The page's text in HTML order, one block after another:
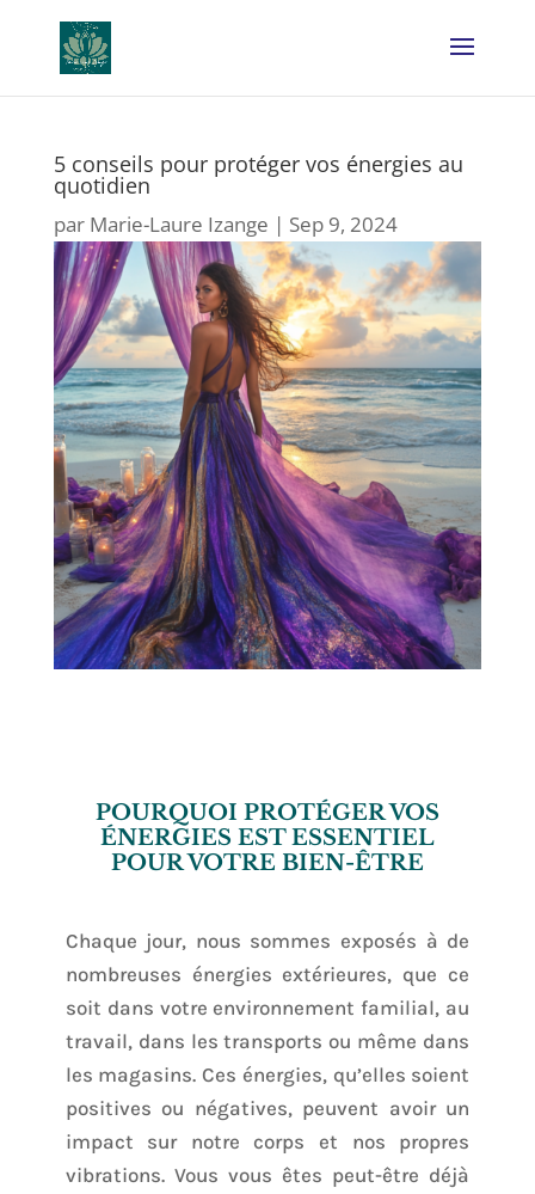
5 conseils pour protéger vos énergies au
quotidien
par Marie-Laure Izange | Sep 9, 2024
POURQUOI PROTÉGER VOS
ÉNERGIES EST ESSENTIEL
POUR VOTRE BIEN-ÊTRE
Chaque jour, nous sommes exposés à de
nombreuses énergies extérieures, que ce
soit dans votre environnement familial, au
travail, dans les transports ou même dans
les magasins. Ces énergies, qu’elles soient
positives ou négatives, peuvent avoir un
impact sur notre corps et nos propres
vibrations. Vous vous êtes peut-être déjà